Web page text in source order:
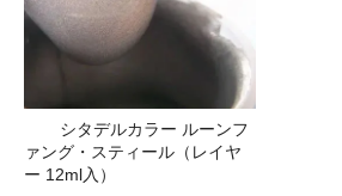
シタデルカラー ルーンフ
ァング・スティール（レイヤ
ー 12ml入）